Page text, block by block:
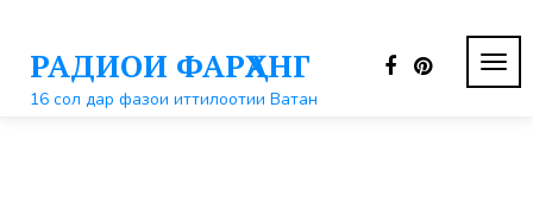
контентуРАДИОИ ФАРҲАНГ
16 сол дар фазои иттилоотии Ватан